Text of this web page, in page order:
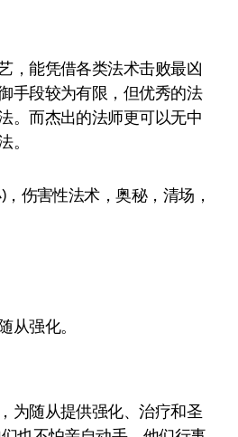
，能凭借各类法术击败最凶
手段较为有限，但优秀的法
。而杰出的法师更可以无中
。
伤害性法术，奥秘，清场，
从强化。
为随从提供强化、治疗和圣